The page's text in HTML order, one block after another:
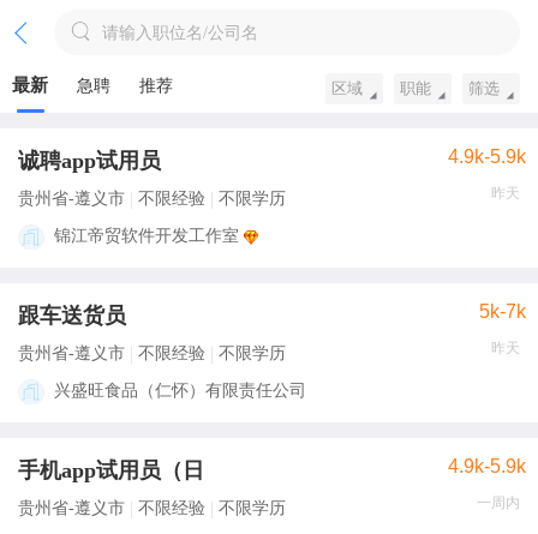
请输入职位名/公司名
最新 急聘 推荐 区域 职能 筛选
诚聘app试用员 4.9k-5.9k
昨天
贵州省-遵义市 不限经验 不限学历
锦江帝贸软件开发工作室
跟车送货员 5k-7k
昨天
贵州省-遵义市 不限经验 不限学历
兴盛旺食品（仁怀）有限责任公司
手机app试用员（日 4.9k-5.9k
一周内
贵州省-遵义市 不限经验 不限学历